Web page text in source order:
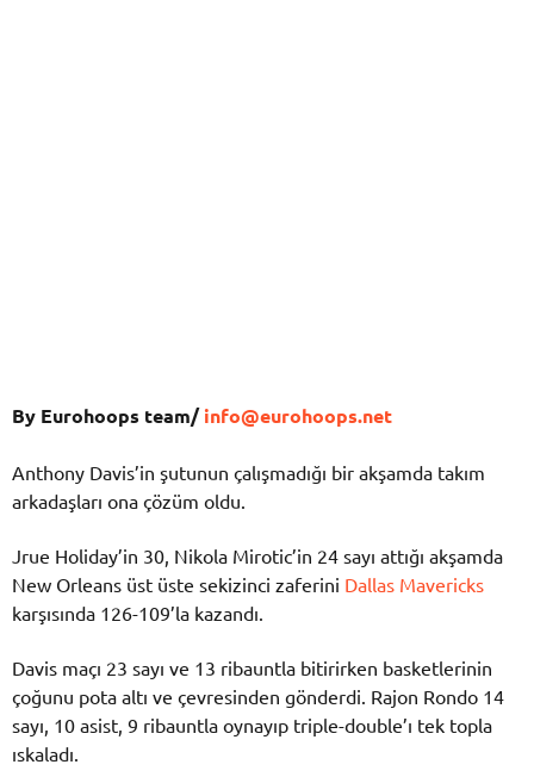
By Eurohoops team/info@eurohoops.net
Anthony Davis’in şutunun çalışmadığı bir akşamda takım
arkadaşları ona çözüm oldu.
Jrue Holiday’in 30, Nikola Mirotic’in 24 sayı attığı akşamda
New Orleans üst üste sekizinci zaferini Dallas Mavericks
karşısında 126-109’la kazandı.
Davis maçı 23 sayı ve 13 ribauntla bitirirken basketlerinin
çoğunu pota altı ve çevresinden gönderdi. Rajon Rondo 14
sayı, 10 asist, 9 ribauntla oynayıp triple-double’ı tek topla
ıskaladı.